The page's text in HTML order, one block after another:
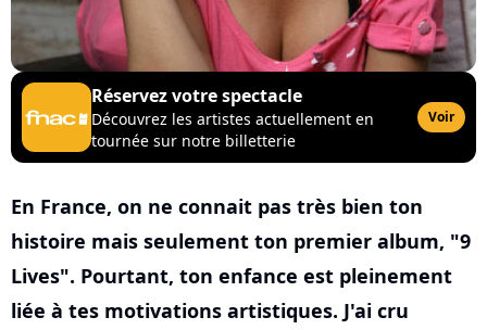
Réservez votre spectacle
Découvrez les artistes actuellement en
tournée sur notre billetterie
Voir
En France, on ne connait pas très bien ton
histoire mais seulement ton premier album, "9
Lives". Pourtant, ton enfance est pleinement
liée à tes motivations artistiques. J'ai cru